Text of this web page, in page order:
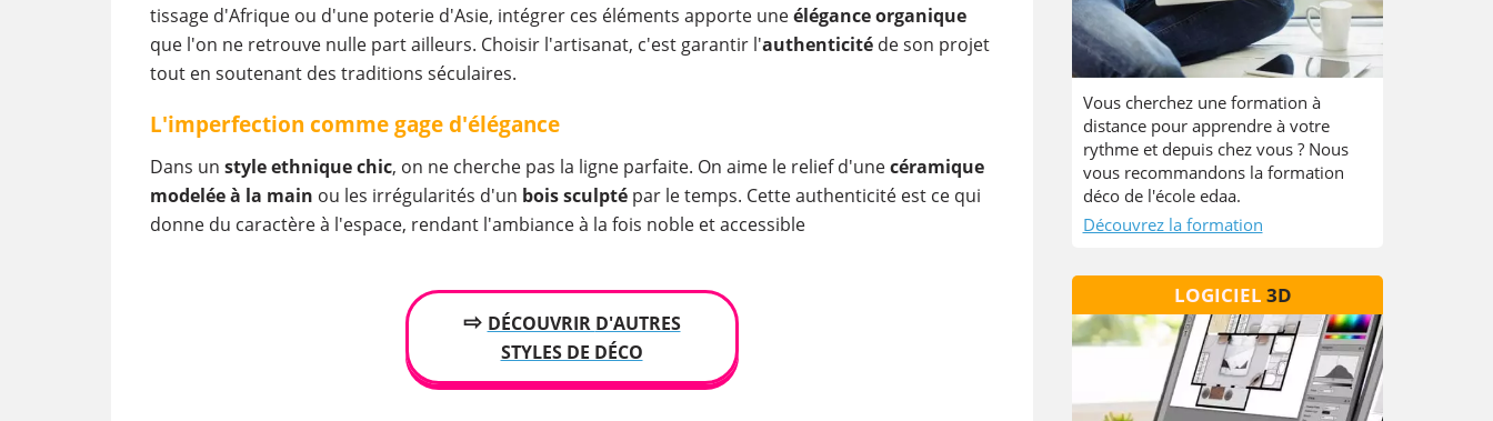
tissage d'Afrique ou d'une poterie d'Asie, intégrer ces éléments apporte uneélégance organique
que l'on ne retrouve nulle part ailleurs. Choisir l'artisanat, c'est garantir l'authenticitéde son projet
tout en soutenant des traditions séculaires.
L'imperfection comme gage d'élégance
Dans un style ethnique chic, on ne cherche pas la ligne parfaite. On aime le relief d'unecéramique
modelée à la main ou les irrégularités d'un bois sculptépar le temps. Cette authenticité est ce qui
donne du caractère à l'espace, rendant l'ambiance à la fois noble et accessible
⇨ DÉCOUVRIR D'AUTRES
STYLES DE DÉCO
Vous cherchez une formation à
distance pour apprendre à votre
rythme et depuis chez vous ? Nous
vous recommandons la formation
déco de l'école edaa.
Découvrez la formation
LOGICIEL 3D